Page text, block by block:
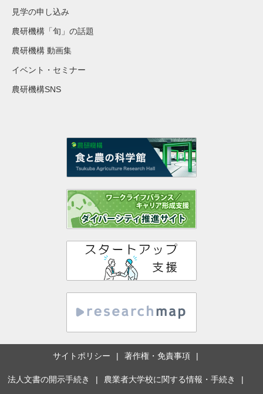
見学の申し込み
農研機構「旬」の話題
農研機構 動画集
イベント・セミナー
農研機構SNS
サイトポリシー 著作権・免責事項
法人文書の開示手続き 農業者大学校に関する情報・手続き